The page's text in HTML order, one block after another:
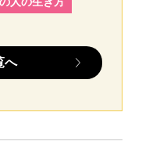
へ